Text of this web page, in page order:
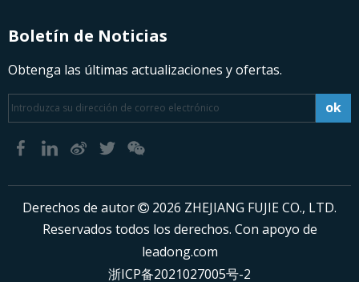
Boletín de Noticias​​​​​​​
Obtenga las últimas actualizaciones y ofertas.
ok
​Derechos de autor  2026 ZHEJIANG FUJIE CO., LTD.
Reservados todos los derechos. Con apoyo de
leadong.com
浙ICP备2021027005号-2